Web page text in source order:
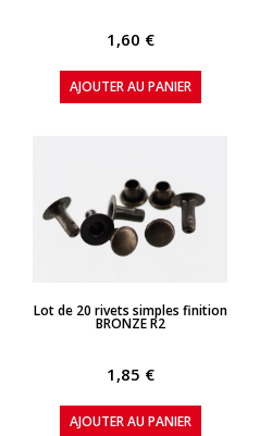
1,60 €
AJOUTER AU PANIER
APERÇU RAPIDE
Lot de 20 rivets simples finition
BRONZE R2
1,85 €
AJOUTER AU PANIER